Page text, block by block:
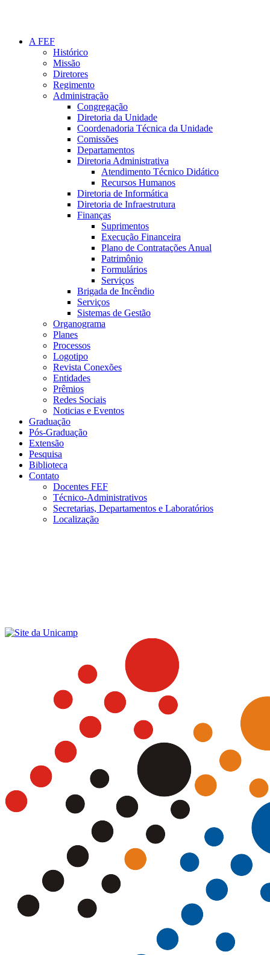
A FEF
Histórico
Missão
Diretores
Regimento
Administração
Congregação
Diretoria da Unidade
Coordenadoria Técnica da Unidade
Comissões
Departamentos
Diretoria Administrativa
Atendimento Técnico Didático
Recursos Humanos
Diretoria de Informática
Diretoria de Infraestrutura
Finanças
Suprimentos
Execução Financeira
Plano de Contratações Anual
Patrimônio
Formulários
Serviços
Brigada de Incêndio
Serviços
Sistemas de Gestão
Organograma
Planes
Processos
Logotipo
Revista Conexões
Entidades
Prêmios
Redes Sociais
Noticias e Eventos
Graduação
Pós-Graduação
Extensão
Pesquisa
Biblioteca
Contato
Docentes FEF
Técnico-Administrativos
Secretarias, Departamentos e Laboratórios
Localização